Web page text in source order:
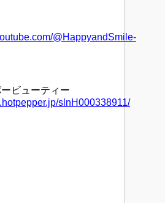
@HappyandSmile-
ビューティー
slnH000338911/